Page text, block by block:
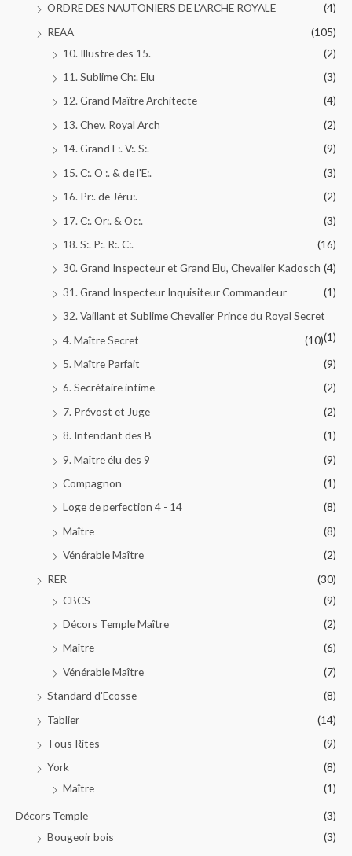
ORDRE DES NAUTONIERS DE L'ARCHE ROYALE
(4)
REAA
(105)
10. Illustre des 15.
(2)
11. Sublime Ch:. Elu
(3)
12. Grand Maître Architecte
(4)
13. Chev. Royal Arch
(2)
14. Grand E:. V:. S:.
(9)
15. C:. O :. & de l'E:.
(3)
16. Pr:. de Jéru:.
(2)
17. C:. Or:. & Oc:.
(3)
18. S:. P:. R:. C:.
(16)
30. Grand Inspecteur et Grand Elu, Chevalier Kadosch (4)
31. Grand Inspecteur Inquisiteur Commandeur
(1)
32. Vaillant et Sublime Chevalier Prince du Royal Secret
(1)
4. Maître Secret
(10)
5. Maître Parfait
(9)
6. Secrétaire intime
(2)
7. Prévost et Juge
(2)
8. Intendant des B
(1)
9. Maître élu des 9
(9)
Compagnon
(1)
Loge de perfection 4 - 14
(8)
Maître
(8)
Vénérable Maître
(2)
RER
(30)
CBCS
(9)
Décors Temple Maître
(2)
Maître
(6)
Vénérable Maître
(7)
Standard d'Ecosse
(8)
Tablier
(14)
Tous Rites
(9)
York
(8)
Maître
(1)
Décors Temple
(3)
Bougeoir bois
(3)